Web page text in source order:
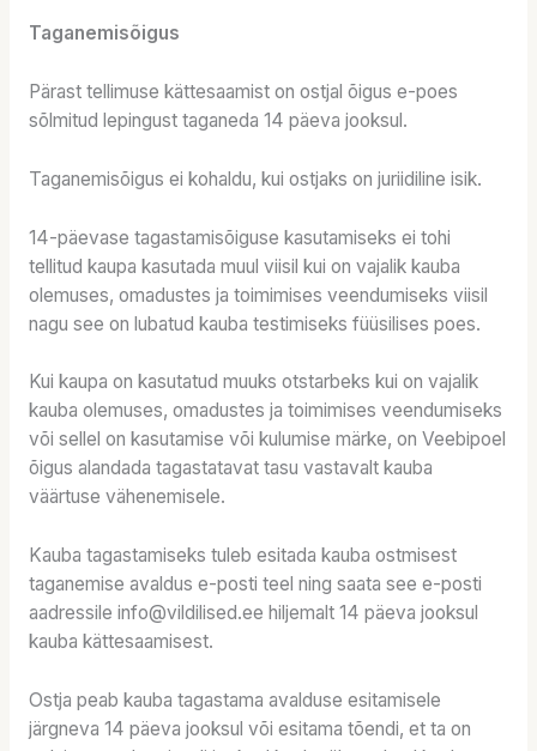
Taganemisõigus
Pärast tellimuse kättesaamist on ostjal õigus e-poes
sõlmitud lepingust taganeda 14 päeva jooksul.
Taganemisõigus ei kohaldu, kui ostjaks on juriidiline isik.
14-päevase tagastamisõiguse kasutamiseks ei tohi
tellitud kaupa kasutada muul viisil kui on vajalik kauba
olemuses, omadustes ja toimimises veendumiseks viisil
nagu see on lubatud kauba testimiseks füüsilises poes.
Kui kaupa on kasutatud muuks otstarbeks kui on vajalik
kauba olemuses, omadustes ja toimimises veendumiseks
või sellel on kasutamise või kulumise märke, on Veebipoel
õigus alandada tagastatavat tasu vastavalt kauba
väärtuse vähenemisele.
Kauba tagastamiseks tuleb esitada kauba ostmisest
taganemise avaldus e-posti teel ning saata see e-posti
aadressile info@vildilised.ee hiljemalt 14 päeva jooksul
kauba kättesaamisest.
Ostja peab kauba tagastama avalduse esitamisele
järgneva 14 päeva jooksul või esitama tõendi, et ta on